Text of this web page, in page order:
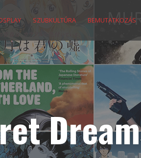
SZUBKULTÚRA BEMUTATKOZÁS